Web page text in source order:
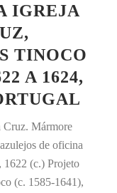
IGREJA
TINOCO
A 1624,
Cruz. Mármore
de oficina
1622 (c.) Projeto
(c. 1585-1641),